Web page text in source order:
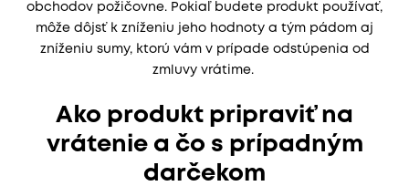
obchodov požičovne. Pokiaľ budete produkt používať,
môže dôjsť k zníženiu jeho hodnoty a tým pádom aj
zníženiu sumy, ktorú vám v prípade odstúpenia od
zmluvy vrátime.
Ako produkt pripraviť na
vrátenie a čo s prípadným
darčekom